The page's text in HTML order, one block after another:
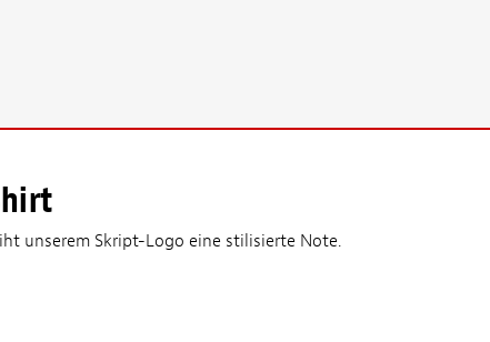
unserem Skript-Logo eine stilisierte Note.